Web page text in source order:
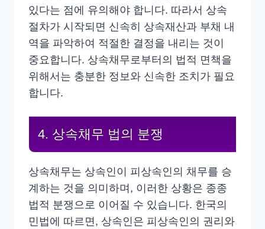
있다는 점에 유의해야 합니다. 따라서 상속
절차가 시작되면 신속히 상속재산과 부채 내
역을 파악하여 적절한 결정을 내리는 것이
중요합니다. 상속채무로부터의 법적 면책을
위해서는 충분한 정보와 신속한 조치가 필요
합니다.
4. 상속채무 법의 분쟁
상속채무는 상속인이 피상속인의 채무를 승
계하는 것을 의미하며, 이러한 상황은 종종
법적 분쟁으로 이어질 수 있습니다. 한국의
민법에 따르면, 상속인은 피상속인의 권리와